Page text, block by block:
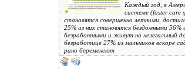
Каждый год, в
системе (foster care
становятся совершенно летними,
25% из них становятся бездомными 56%
безработными и живут на нелегальный
безработице 27% из мальчиков вскоре
рано беременеют